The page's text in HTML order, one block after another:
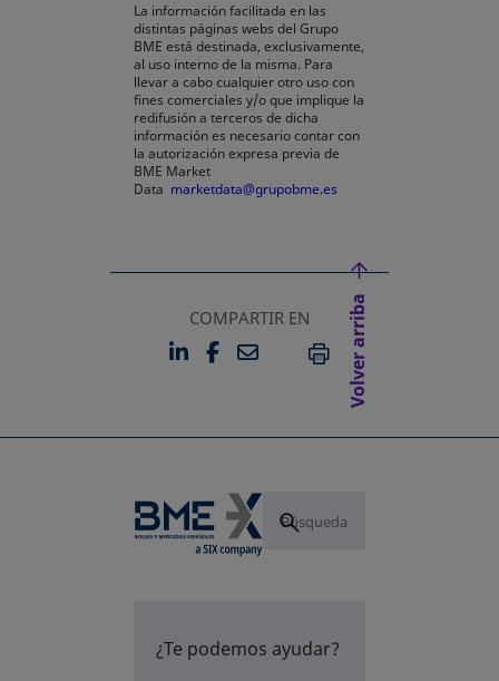
La información facilitada en las
distintas páginas webs del Grupo
BME está destinada, exclusivamente,
al uso interno de la misma. Para
llevar a cabo cualquier otro uso con
fines comerciales y/o que implique la
redifusión a terceros de dicha
información es necesario contar con
la autorización expresa previa de
BME Market
Data marketdata@grupobme.es
COMPARTIR EN
LINKEDIN
SE ABRE EN UNA PESTAÑA
FACEBOOK
SE ABRE EN UNA
EMAILIMPRIMIR
Volver arriba
¿Te podemos ayudar?